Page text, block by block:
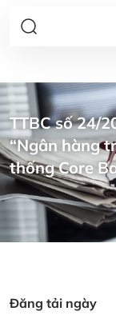
TTBC số 24/
“Ngân hàng
thống Core
Đăng tải ngày